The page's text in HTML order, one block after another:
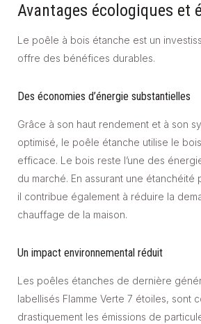
Avantages écologiques et
Le poêle à bois étanche est un
offre des bénéfices durables.
Des économies d’énergie substantielles
Grâce à son haut rendement et à son
optimisé, le poêle étanche utilise le
efficace. Le bois reste l’une des
du marché. En assurant une étanchéité
il contribue également à réduire la
chauffage de la maison.
Un impact environnemental réduit
Les poêles étanches de dernière
labellisés Flamme Verte 7 étoiles, sont
drastiquement les émissions de